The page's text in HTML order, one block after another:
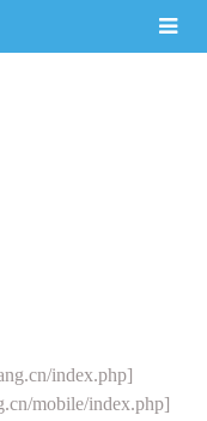
index.php]
mobile/index.php]